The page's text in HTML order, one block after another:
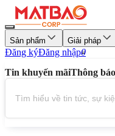
Sản phẩm Giải pháp
Đăng kýĐăng nhập0
Tin khuyến mãiThông báo